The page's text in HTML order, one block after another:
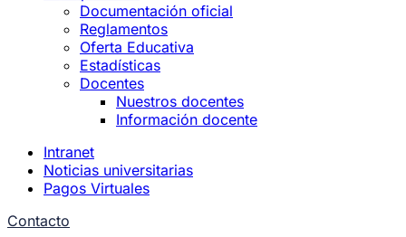
Documentación oficial
Reglamentos
Oferta Educativa
Estadísticas
Docentes
Nuestros docentes
Información docente
Intranet
Noticias universitarias
Pagos Virtuales
Contacto